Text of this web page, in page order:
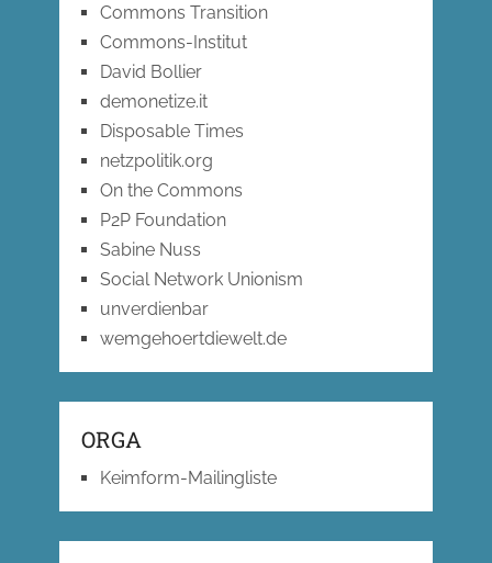
Commons Transition
Commons-Institut
David Bollier
demonetize.it
Disposable Times
netzpolitik.org
On the Commons
P2P Foundation
Sabine Nuss
Social Network Unionism
unverdienbar
wemgehoertdiewelt.de
ORGA
Keimform-Mailingliste